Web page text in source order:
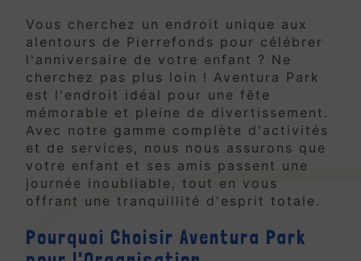
Vous cherchez un endroit unique aux
alentours de Pierrefonds pour célébrer
l'anniversaire de votre enfant ? Ne
cherchez pas plus loin ! Aventura Park
est l'endroit idéal pour une fête
mémorable et pleine de divertissement.
Avec notre gamme complète d'activités
et de services, nous nous assurons que
votre enfant et ses amis passent une
journée inoubliable, tout en vous
offrant une tranquillité d'esprit totale.
Pourquoi Choisir Aventura Park